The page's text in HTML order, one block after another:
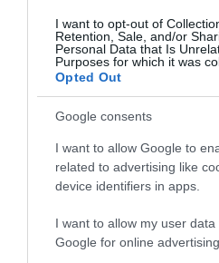
I want to opt-out of
Retention, Sale, and/or
Personal Data that Is
Purposes for which it was
Opted Out
Google consents
I want to allow Google to
related to advertising like
device identifiers in apps.
I want to allow my user
Google for online
Shutterstock
A világhírű Locarnói
város Piazza Grande nevű
augusztusában Európa
mozijává változik át.
élvezheti itt egyszerre a
rengeteget segít a hatalmas
kiemelkedően modern